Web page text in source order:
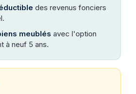
des revenus fonciers
meublés avec l'option
à neuf 5 ans.